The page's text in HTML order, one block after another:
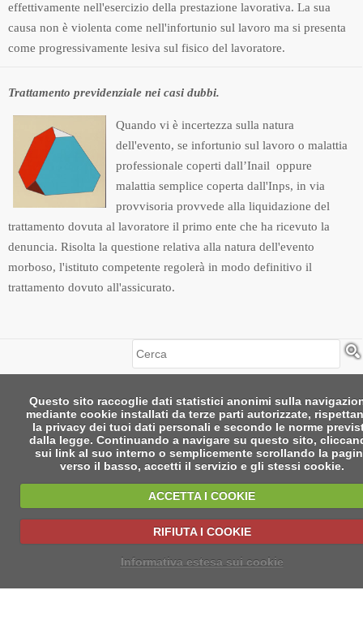
effettivamente nell'esercizio della prestazione lavorativa. La sua
causa non è violenta come nell'infortunio sul lavoro ma si presenta
come progressivamente lesiva sul fisico del lavoratore.
Trattamento previdenziale nei casi dubbi.
Quando vi è incertezza sulla natura
dell'evento, se infortunio sul lavoro o malattia
professionale coperti dall’Inail oppure
malattia semplice coperta dall'Inps, in via
provvisoria provvede alla liquidazione del
trattamento dovuta al lavoratore il primo ente che ha ricevuto la
denuncia. Risolta la questione relativa alla natura dell'evento
morboso, l'istituto competente regolerà in modo definitivo il
trattamento dovuto all'assicurato.
Cerca
Questo sito raccoglie dati statistici anonimi sulla
mediante cookie installati da terze parti autorizzate,
la privacy dei tuoi dati personali e secondo le norme
dalla legge. Continuando a navigare su questo sito,
sui link al suo interno o semplicemente scrollando la
verso il basso, accetti il servizio e gli stessi cookie.
ACCETTA I COOKIE
RIFIUTA I COOKIE
Informativa estesa sui cookie